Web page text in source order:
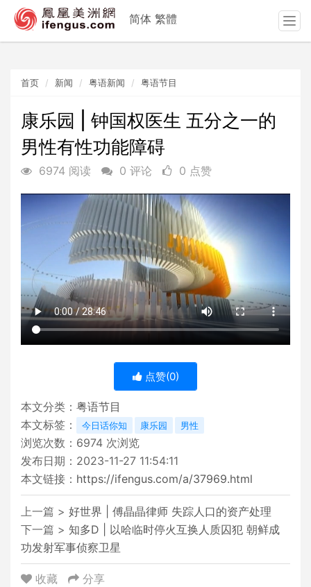
首页 新闻 粤语新闻 粤语节目
康乐园 | 钟国权医生 五分之一的
男性有性功能障碍
6974 阅读 0 评论 0 点赞
点赞(0)
本文分类： 粤语节目
本文标签：
今日话你知 康乐园 男性
浏览次数： 6974 次浏览
发布日期：2023-11-27 11:54:11
本文链接： https://ifengus.com/a/37969.html
上一篇 > 好世界 | 傅晶晶律师 失踪人口的资产处理
下一篇 > 知多D | 以哈临时停火互换人质囚犯 朝鲜成
功发射军事侦察卫星
收藏 分享
简体 繁體
T
o
a